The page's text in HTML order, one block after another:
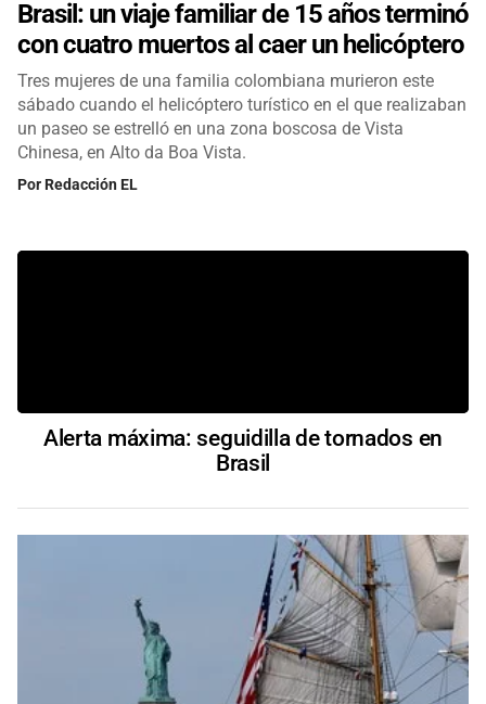
Brasil: un viaje familiar de 15 años terminó
con cuatro muertos al caer un helicóptero
Tres mujeres de una familia colombiana murieron este
sábado cuando el helicóptero turístico en el que realizaban
un paseo se estrelló en una zona boscosa de Vista
Chinesa, en Alto da Boa Vista.
PorRedacción EL
Alerta máxima: seguidilla de tornados en
Brasil